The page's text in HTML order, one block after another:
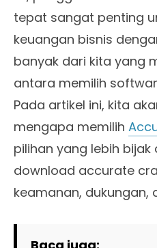
tepat sangat penting
keuangan bisnis
banyak dari kita yang
antara memilih
Pada artikel ini, kita
mengapa memilih
pilihan yang lebih
download accurate
keamanan, dukungan,